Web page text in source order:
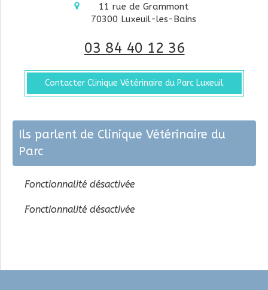
11 rue de Grammont
70300 Luxeuil-les-Bains
03 84 40 12 36
Contacter Clinique Vétérinaire du Parc Luxeuil
Ils parlent de Clinique Vétérinaire du
Parc
Fonctionnalité désactivée
Fonctionnalité désactivée